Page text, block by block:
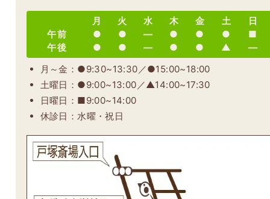
月 火 水 木 金 土
日
午前
● ● ― ● ● ●
■
午後
● ● ― ● ● ▲
―
月～金：●9:30~13:30／●15:00~18:00
土曜日：●9:00~13:00／▲14:00~17:30
日曜日：■9:00~14:00
休診日：水曜・祝日